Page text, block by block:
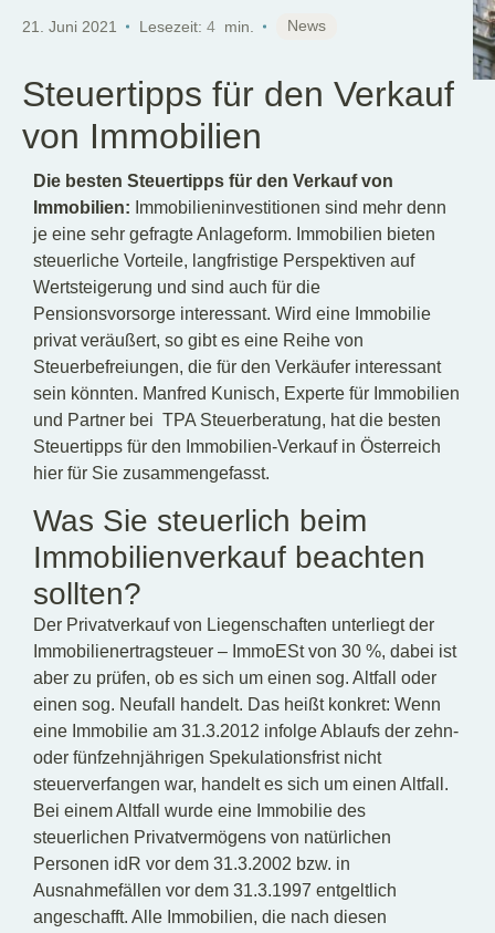
21. Juni 2021 Lesezeit: 4 min. News
Steuertipps für den Verkauf
von Immobilien
Die besten Steuertipps für den Verkauf von
Immobilien: Immobilieninvestitionen sind mehr denn
je eine sehr gefragte Anlageform. Immobilien bieten
steuerliche Vorteile, langfristige Perspektiven auf
Wertsteigerung und sind auch für die
Pensionsvorsorge interessant. Wird eine Immobilie
privat veräußert, so gibt es eine Reihe von
Steuerbefreiungen, die für den Verkäufer interessant
sein könnten. Manfred Kunisch, Experte für Immobilien
und Partner bei TPA Steuerberatung, hat die besten
Steuertipps für den Immobilien-Verkauf in Österreich
hier für Sie zusammengefasst.
Was Sie steuerlich beim
Immobilienverkauf beachten
sollten?
Der Privatverkauf von Liegenschaften unterliegt der
Immobilienertragsteuer – ImmoESt von 30 %, dabei ist
aber zu prüfen, ob es sich um einen sog. Altfall oder
einen sog. Neufall handelt. Das heißt konkret: Wenn
eine Immobilie am 31.3.2012 infolge Ablaufs der zehn-
oder fünfzehnjährigen Spekulationsfrist nicht
steuerverfangen war, handelt es sich um einen Altfall.
Bei einem Altfall wurde eine Immobilie des
steuerlichen Privatvermögens von natürlichen
Personen idR vor dem 31.3.2002 bzw. in
Ausnahmefällen vor dem 31.3.1997 entgeltlich
angeschafft. Alle Immobilien, die nach diesen